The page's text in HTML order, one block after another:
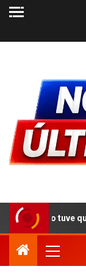
que tomar las